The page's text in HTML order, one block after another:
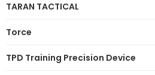
TARAN TACTICAL
Torce
TPD Training Precision Device